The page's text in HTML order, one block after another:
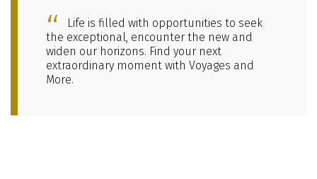
Life is filled with opportunities to seek
the exceptional, encounter the new and
widen our horizons. Find your next
extraordinary moment with Voyages and
More.